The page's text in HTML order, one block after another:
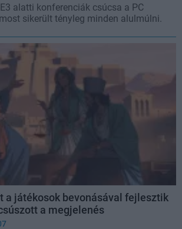
alatti konferenciák csúcsa a PC
sikerült tényleg minden alulmúlni.
a játékosok bevonásával fejlesztik
a megjelenés